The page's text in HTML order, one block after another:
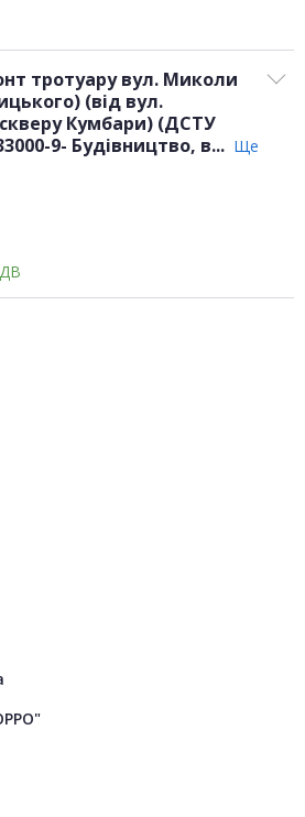
тротуару вул. Миколи
(від вул.
Кумбари) (ДСТУ
9- Будівництво, в... Ще